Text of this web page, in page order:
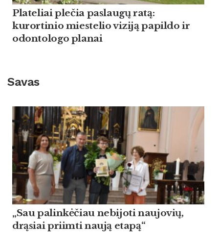
Plateliai plečia paslaugų ratą:
kurortinio miestelio viziją papildo ir
odontologo planai
Savas
„Sau palinkėčiau nebijoti naujovių,
drąsiai priimti naują etapą“